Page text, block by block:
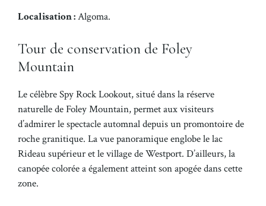
Localisation :Algoma.
Tour de conservation de Foley
Mountain
Le célèbre Spy Rock Lookout, situé dans la réserve
naturelle de Foley Mountain, permet aux visiteurs
d’admirer le spectacle automnal depuis un promontoire de
roche granitique. La vue panoramique englobe le lac
Rideau supérieur et le village de Westport. D’ailleurs, la
canopée colorée a également atteint son apogée dans cette
zone.